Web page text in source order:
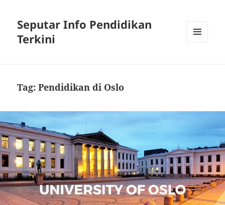
Seputar Info Pendidikan
Terkini
Tag:Pendidikan di Oslo